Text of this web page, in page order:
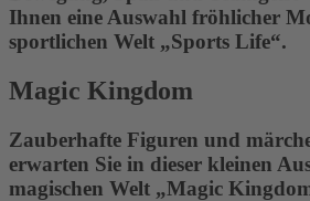
Ihnen eine Auswahl fröhlicher
sportlichen Welt „Sports Life“.
Magic Kingdom
Zauberhafte Figuren und
erwarten Sie in dieser kleinen
magischen Welt „Magic